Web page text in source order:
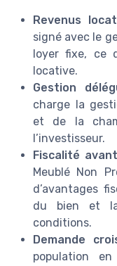
Revenus
signé avec le
loyer fixe, ce
locative.
Gestion
charge la
et de la
l’investisseur.
Fiscalité
Meublé Non
d’avantages
du bien et
conditions.
Demande
population